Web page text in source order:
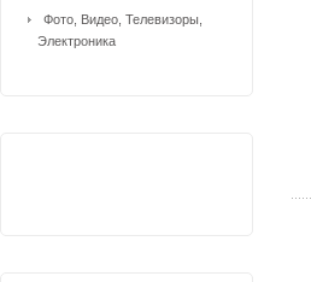
Фото, Видео, Телевизоры,
Электроника